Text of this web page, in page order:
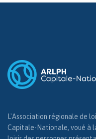
L'Association régionale de
Capitale-Nationale, voué à